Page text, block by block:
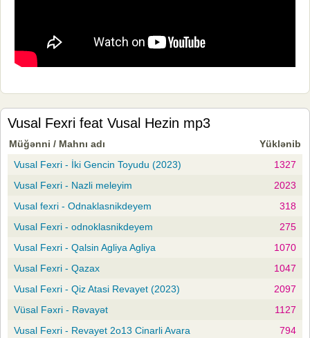
Vusal Fexri feat Vusal Hezin mp3
Müğənni / Mahnı adı
Yüklənib
Vusal Fexri - İki Gencin Toyudu (2023)
1327
Vusal Fexri - Nazli meleyim
2023
Vusal fexri - Odnaklasnikdeyem
318
Vusal Fexri - odnoklasnikdeyem
275
Vusal Fexri - Qalsin Agliya Agliya
1070
Vusal Fexri - Qazax
1047
Vusal Fexri - Qiz Atasi Revayet (2023)
2097
Vüsal Fəxri - Rəvayət
1127
Vusal Fexri - Revayet 2o13 Cinarli Avara
794